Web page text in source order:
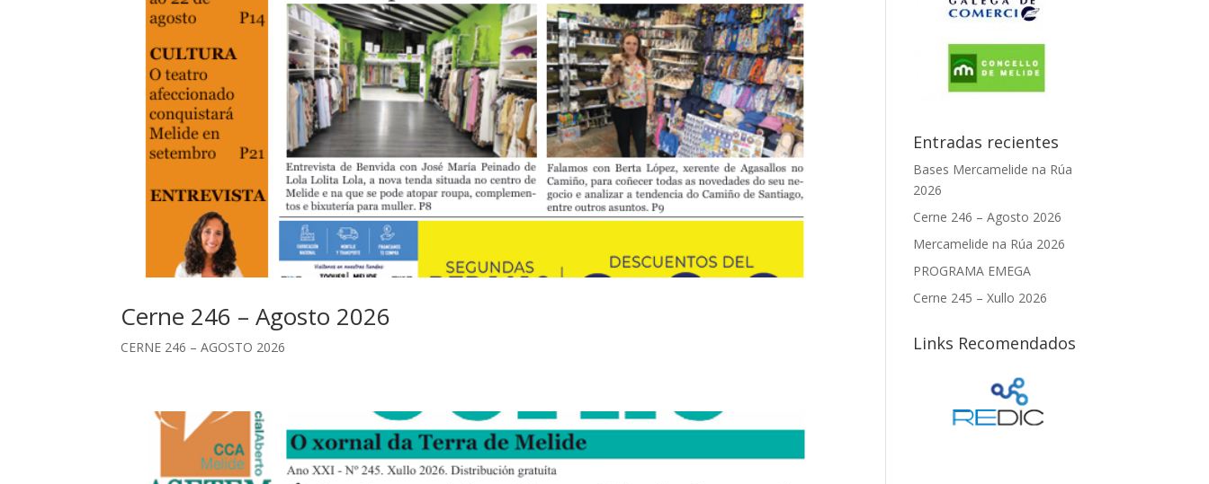
Cerne 246 – Agosto 2026
CERNE 246 – AGOSTO 2026
Entradas recientes
Bases Mercamelide na Rúa
2026
Cerne 246 – Agosto 2026
Mercamelide na Rúa 2026
PROGRAMA EMEGA
Cerne 245 – Xullo 2026
Links Recomendados